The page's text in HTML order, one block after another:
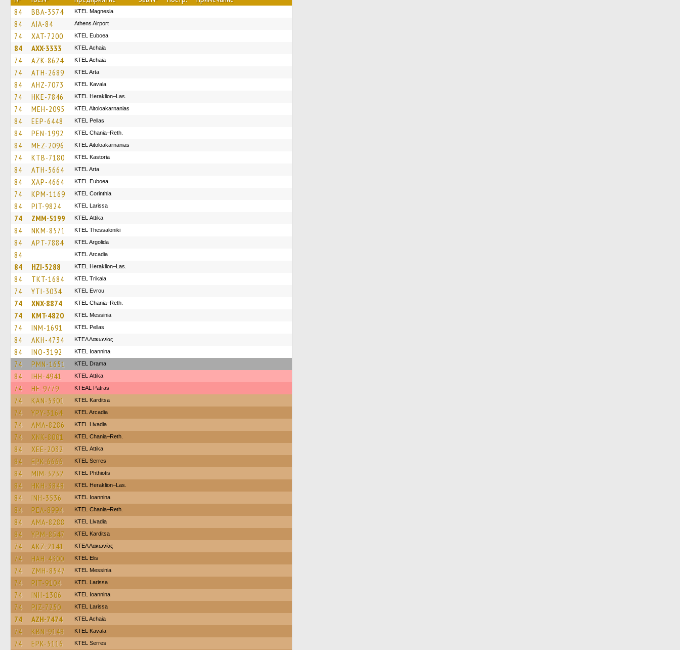
84 BBA-3574 ΚΤΕL Magnesia
84 AIA-84 Athens Airport
74 XAT-7200 ΚΤΕL Euboea
84 AXX-3333 KTEL Achaia
74 AZK-8624 KTEL Achaia
74 ATH-2689 KTEL Arta
84 AHZ-7073 KTEL Kavala
74 HKE-7846 KTEL Heraklion–Las.
74 MEH-2095 KTEL Aitoloakarnanias
84 EEP-6448 KTEL Pellas
84 PEN-1992 KTEL Chania–Reth.
84 MEZ-2096 KTEL Aitoloakarnanias
74 KTB-7180 KTEL Kastoria
84 ATH-5664 KTEL Arta
84 XAP-4664 ΚΤΕL Euboea
74 KPM-1169 KTEL Corinthia
84 PIT-9824 KTEL Larissa
74 ZMM-5199 KΤΕL Αttika
84 NKM-8571 KTEL Thessaloniki
84 APT-7884 KTEL Argolida
84 KTEL Arcadia
84 HZI-5288 KTEL Heraklion–Las.
84 TKT-1684 ΚΤΕL Τrikala
74 YTI-3034 KTEL Evrou
74 XNX-8874 KTEL Chania–Reth.
74 KMT-4820 KTEL Messinia
74 INM-1691 KTEL Pellas
84 AKH-4734 ΚΤΕΛ Λακωνίας
84 INO-3192 KTEL Ioannina
74 PMN-1651 KTEL Drama
84 IHH-4941 KΤΕL Αttika
74 HE-9779 KTEAL Patras
74 KAN-5301 ΚΤΕL Karditsa
74 YPY-3164 KTEL Arcadia
74 AMA-8286 KTEL Livadia
74 XNK-8001 KTEL Chania–Reth.
84 XEE-2032 KΤΕL Αttika
84 EPK-6666 KTEL Serres
84 MIM-3232 ΚΤΕL Phthiotis
84 HKH-3848 KTEL Heraklion–Las.
84 INH-3536 KTEL Ioannina
84 PEA-8994 KTEL Chania–Reth.
84 AMA-8288 KTEL Livadia
84 YPM-8547 ΚΤΕL Karditsa
74 AKZ-2141 ΚΤΕΛ Λακωνίας
74 HAH-4300 KTEL Elis
74 ZMH-8547 KTEL Messinia
74 PIT-9104 KTEL Larissa
74 INH-1306 KTEL Ioannina
74 PIZ-7250 KTEL Larissa
74 AZH-7474 KTEL Achaia
74 KBN-9148 KTEL Kavala
74 EPK-5116 KTEL Serres